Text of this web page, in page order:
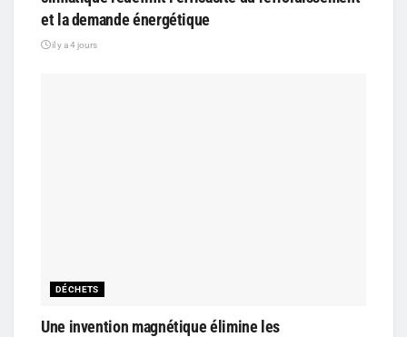
et la demande énergétique
il y a 4 jours
DÉCHETS
Une invention magnétique élimine les